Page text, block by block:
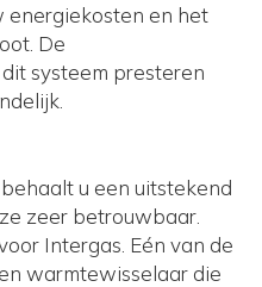
energiekosten en het
De
systeem presteren
u een uitstekend
zeer betrouwbaar.
Intergas. Eén van de
warmtewisselaar die